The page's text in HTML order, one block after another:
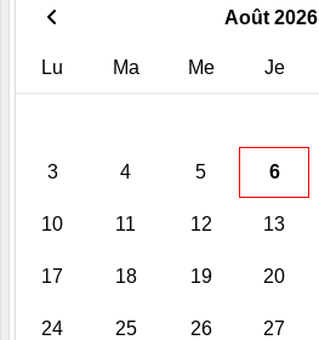
Août 2026
Lu Ma Me Je
3 4 5 6
10 11 12 13
17 18 19 20
24 25 26 27